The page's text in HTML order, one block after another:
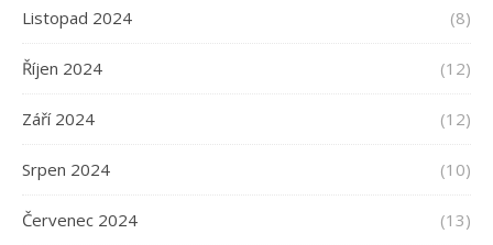
Listopad 2024 (8)
Říjen 2024 (12)
Září 2024 (12)
Srpen 2024 (10)
Červenec 2024 (13)